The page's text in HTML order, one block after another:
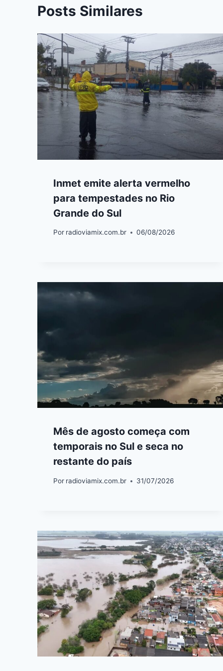
Posts Similares
Inmet emite alerta vermelho
para tempestades no Rio
Grande do Sul
Por radioviamix.com.br 06/08/2026
Mês de agosto começa com
temporais no Sul e seca no
restante do país
Por radioviamix.com.br 31/07/2026